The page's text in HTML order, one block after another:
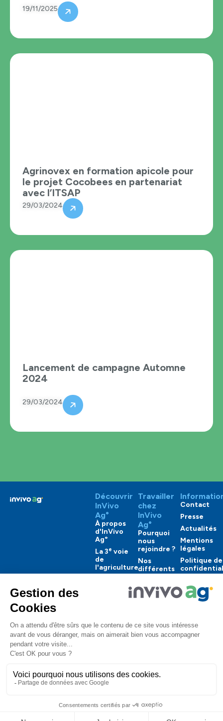
19/11/2025
Agrinovex en formation apicole pour
le projet Cocobees en partenariat
avec l’ITSAP
29/03/2024
Lancement de campagne Automne
2024
29/03/2024
Découvrir
InVivo
Ag°
À propos
d'InVivo
Ag°
La 3e voie
de
l'agriculture
engagements
Travailler
chez
InVivo
Ag°
Pourquoi
nous
rejoindre ?
Nos
différents
Nos
offres
Contact
Presse
Actualités
Mentions
légales
Politique de
Copyright 2025 InVivo Ag° Corporate. Tous
droits réservés.